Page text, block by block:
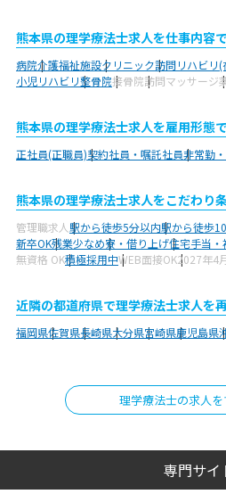
熊本県の理学療法士求人を仕事内容
病院介護福祉施設クリニック訪問リハビリ(
小児リハビリ整骨院接骨院訪問マッサージ
熊本県の理学療法士求人を雇用形態
正社員(正職員)契約社員・嘱託社員非常勤
熊本県の理学療法士求人をこだわり
管理職求人駅から徒歩5分以内駅から徒歩
新卒OK残業少なめ寮・借り上げ住宅手当・
無資格 OK積極採用中WEB面接OK2027年4
近隣の都道府県で理学療法士求人を
福岡県佐賀県長崎県大分県宮崎県鹿児島県
理学療法士の求人を
専門サイ